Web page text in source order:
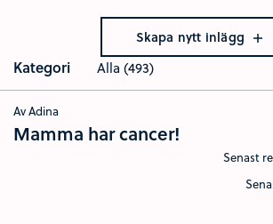
Skapa nytt inlägg
Kategori Alla (493)
Av Adina
Mamma har cancer!
Senast